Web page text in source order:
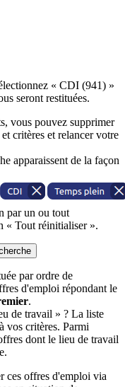
« CDI (941) »
seront restituées.
vous pouvez supprimer
critères et relancer votre
apparaissent de la façon
par un ou tout
« Tout réinitialiser ».
par ordre de
d'emploi répondant le
.
de travail » ? La liste
vos critères. Parmi
dont le lieu de travail
ces offres d'emploi via